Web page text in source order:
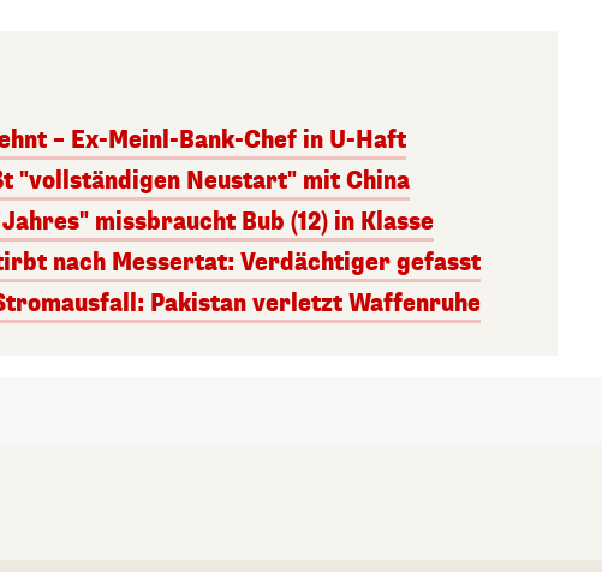
– Ex-Meinl-Bank-Chef in U-Haft
"vollständigen Neustart" mit China
missbraucht Bub (12) in Klasse
nach Messertat: Verdächtiger gefasst
Pakistan verletzt Waffenruhe